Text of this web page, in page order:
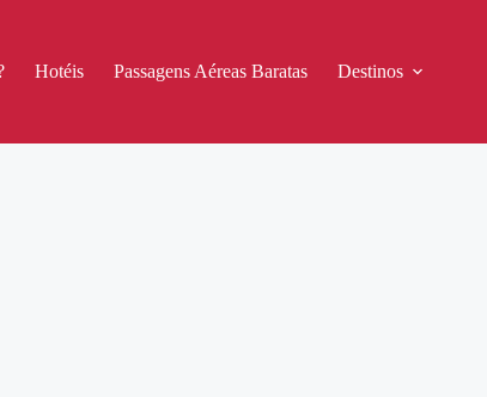
Hotéis Passagens Aéreas Baratas Destinos